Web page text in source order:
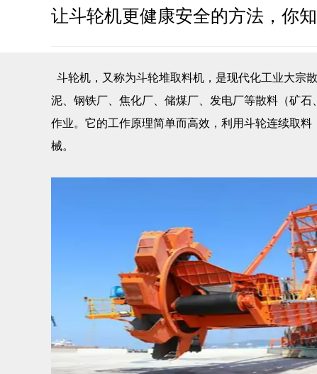
让斗轮机更健康安全的方法，你
斗轮机，又称为斗轮堆取料机，是现代化工业大宗
泥、钢铁厂、焦化厂、储煤厂、发电厂等散料（矿
作业。它的工作原理简单而高效，利用斗轮连续取
械。